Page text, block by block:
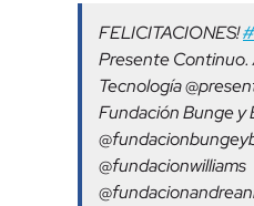
FELICITACIONES!
Presente Continuo.
Tecnología
Fundación Bunge y
@fundacionwilliams